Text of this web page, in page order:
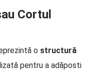
Cortul
o structură
pentru a adăposti